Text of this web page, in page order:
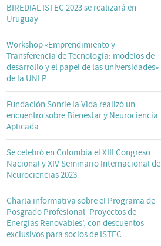
BIREDIAL ISTEC 2023 se realizará en
Uruguay
Workshop «Emprendimiento y
Transferencia de Tecnología: modelos de
desarrollo y el papel de las universidades»
de la UNLP
Fundación Sonríe la Vida realizó un
encuentro sobre Bienestar y Neurociencia
Aplicada
Se celebró en Colombia el XIII Congreso
Nacional y XIV Seminario Internacional de
Neurociencias 2023
Charla informativa sobre el Programa de
Posgrado Profesional ‘Proyectos de
Energías Renovables’, con descuentos
exclusivos para socios de ISTEC